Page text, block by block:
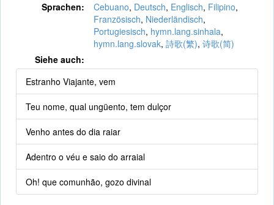
Sprachen: Cebuano, Deutsch, Englisch, Filipino,
Französisch, Niederländisch,
Portugiesisch, hymn.lang.sinhala,
hymn.lang.slovak, 詩歌(繁), 诗歌(简)
Siehe auch:
Estranho Viajante, vem
Teu nome, qual ungüento, tem dulçor
Venho antes do dia raiar
Adentro o véu e saio do arraial
Oh! que comunhão, gozo divinal